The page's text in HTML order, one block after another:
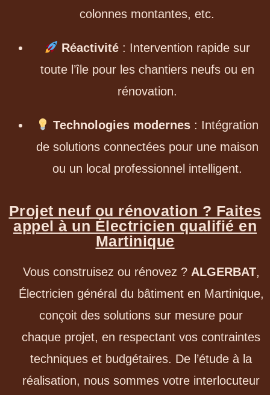
colonnes montantes, etc.
Réactivité: Intervention rapide sur
toute l’île pour les chantiers neufs ou en
rénovation.
Technologies modernes: Intégration
de solutions connectées pour une maison
ou un local professionnel intelligent.
Projet neuf ou rénovation ? Faites
appel à un Électricien qualifié en
Martinique
Vous construisez ou rénovez ? ALGERBAT,
Électricien général du bâtiment en Martinique,
conçoit des solutions sur mesure pour
chaque projet, en respectant vos contraintes
techniques et budgétaires. De l’étude à la
réalisation, nous sommes votre interlocuteur